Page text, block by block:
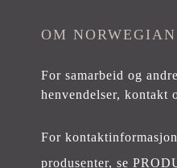
OM
For samarbeid og andre
henvendelser,kontakt
For
produsenter, se